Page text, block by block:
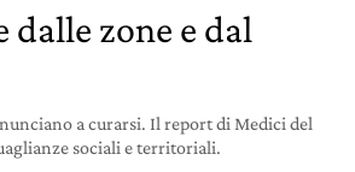
dalle zone e dal
a curarsi. Il report di Medici del
sociali e territoriali.